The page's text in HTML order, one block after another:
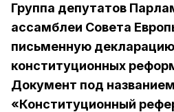
Группа депутатов
ассамблеи Совета
письменную
конституционных
Документ под названием
«Конституционный